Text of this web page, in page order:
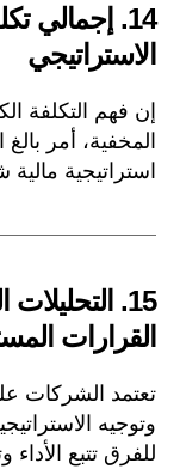
14.
إجمالي
الاستراتيجي
إن فهم التكلفة
المخفية، أمر
استراتيجية مالية
15.
التحليلات
القرارات
تعتمد الشركات
وتوجيه
للفرق تتبع